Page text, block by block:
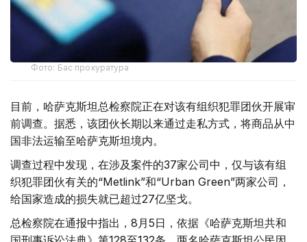
Фото: Бас прокуратура
目前，哈萨克斯坦总检察院正在对该有组织犯罪团伙开展审
前调查。据悉，该团伙长期以来通过走私方式，将商品从中
国非法运输至哈萨克斯坦境内。
调查过程中发现，在涉及案件的37家公司中，仅与该有组
织犯罪团伙有关的“Metlink”和“Urban Green”两家公司，
给国家造成的损失就已超过27亿坚戈。
总检察院在通报中指出，8月5日，依据《哈萨克斯坦共和